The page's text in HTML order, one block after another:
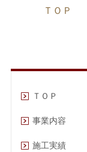
ＴＯＰ
ＴＯＰ
事業内容
施工実績